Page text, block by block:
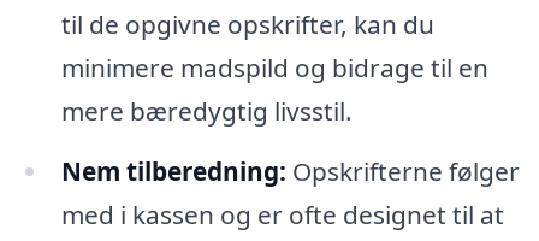
til de opgivne opskrifter, kan du
minimere madspild og bidrage til en
mere bæredygtig livsstil.
Nem tilberedning: Opskrifterne følger
med i kassen og er ofte designet til at